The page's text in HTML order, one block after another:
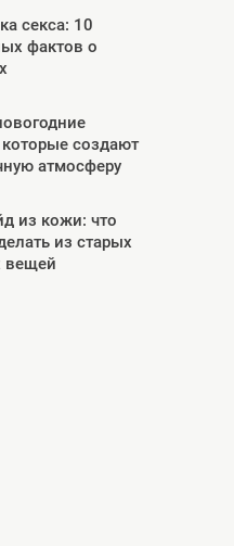
секса: 10
фактов о
создают
атмосферу
из кожи: что
из старых
вещей